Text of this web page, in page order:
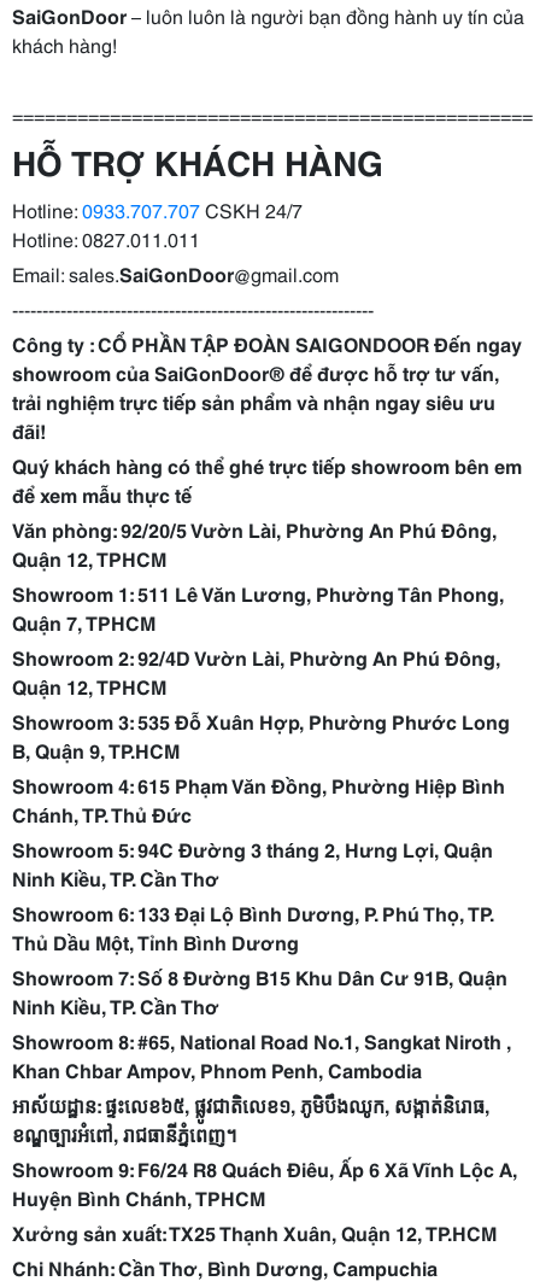
SaiGonDoor– luôn luôn là người bạn đồng hành uy tín của
khách hàng!
================================================
HỖ TRỢ KHÁCH HÀNG
Hotline:0933.707.707CSKH 24/7
Hotline: 0827.011.011
Email: sales.SaiGonDoor@gmail.com
------------------------------------------------------------
Công ty : CỔ PHẦN TẬP ĐOÀN SAIGONDOOR Đến ngay
showroom củaSaiGonDoor® để được hỗ trợ tư vấn,
trải nghiệm trực tiếp sản phẩm và nhận ngay siêu ưu
đãi!
Quý khách hàng có thể ghé trực tiếp showroom bên em
để xem mẫu thực tế
Văn phòng: 92/20/5 Vườn Lài, Phường An Phú Đông,
Quận 12, TPHCM
Showroom 1: 511 Lê Văn Lương, Phường Tân Phong,
Quận 7, TPHCM
Showroom 2: 92/4D Vườn Lài, Phường An Phú Đông,
Quận 12, TPHCM
Showroom 3: 535 Đỗ Xuân Hợp, Phường Phước Long
B, Quận 9, TP.HCM
Showroom 4: 615 Phạm Văn Đồng, Phường Hiệp Bình
Chánh, TP. Thủ Đức
Showroom 5: 94C Đường 3 tháng 2, Hưng Lợi, Quận
Ninh Kiều, TP. Cần Thơ
Showroom 6: 133 Đại Lộ Bình Dương, P. Phú Thọ, TP.
Thủ Dầu Một, Tỉnh Bình Dương
Showroom 7: Số 8 Đường B15 Khu Dân Cư 91B, Quận
Ninh Kiều, TP. Cần Thơ
Showroom 8: #65, National Road No.1, Sangkat Niroth ,
Khan Chbar Ampov, Phnom Penh, Cambodia
អាស័យដ្ឋាន:ផ្ទះលេខ៦៥,ផ្លូវជាតិលេខ១,ភូមិបឹងឈូក, សង្កាត់និរោធ,
ខណ្ឌច្បារអំពៅ,រាជធានីភ្នំពេញ។
Showroom 9: F6/24 R8 Quách Điêu, Ấp 6 Xã Vĩnh Lộc A,
Huyện Bình Chánh, TPHCM
Xưởng sản xuất: TX25 Thạnh Xuân, Quận 12, TP.HCM
Chi Nhánh: Cần Thơ, Bình Dương, Campuchia